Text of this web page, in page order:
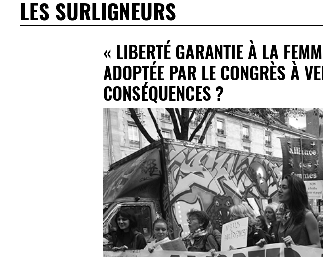
LES SURLIGNEURS
« LIBERTÉ GARANTIE À LA
ADOPTÉE PAR LE CONGRÈS À
CONSÉQUENCES ?